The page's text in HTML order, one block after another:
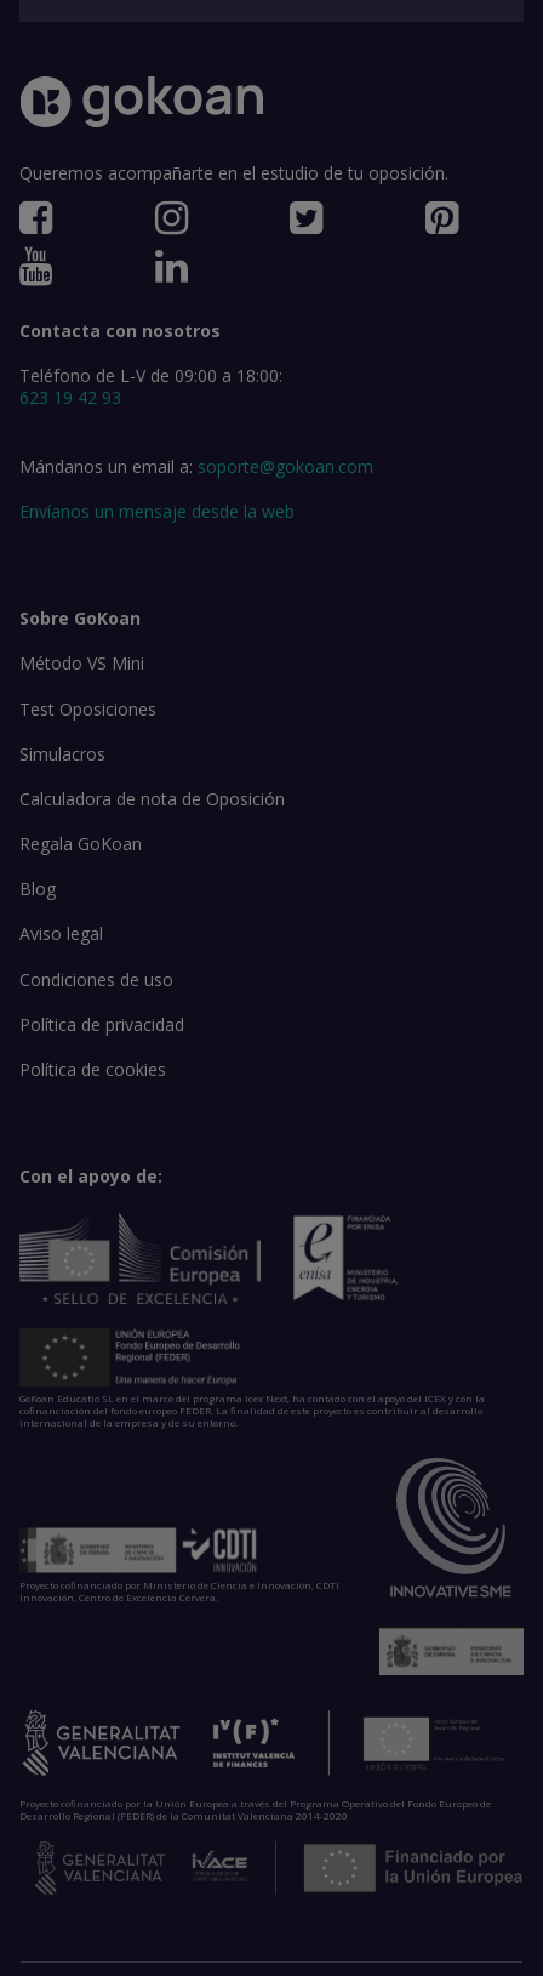
Queremos acompañarte en el estudio de tu oposición.
Contacta con nosotros
Teléfono de L-V de 09:00 a 18:00:
623 19 42 93
Mándanos un email a: soporte@gokoan.com
Envíanos un mensaje desde la web
Sobre GoKoan
Método VS Mini
Test Oposiciones
Simulacros
Calculadora de nota de Oposición
Regala GoKoan
Blog
Aviso legal
Condiciones de uso
Política de privacidad
Política de cookies
Con el apoyo de:
GoKoan Educatio SL en el marco del programa Icex Next, ha contado con el apoyo del ICEX y con la
cofinanciación del fondo europeo FEDER. La finalidad de este proyecto es contribuir al desarrollo
internacional de la empresa y de su entorno.
Proyecto cofinanciado por Ministerio de Ciencia e Innovación, CDTI
Innovación, Centro de Excelencia Cervera.
Proyecto cofinanciado por la Unión Europea a través del Programa Operativo del Fondo Europeo de
Desarrollo Regional (FEDER) de la Comunitat Valenciana 2014-2020